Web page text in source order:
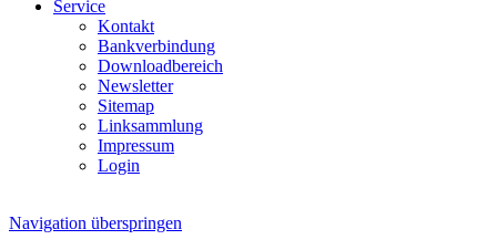
Service
Kontakt
Bankverbindung
Downloadbereich
Newsletter
Sitemap
Linksammlung
Impressum
Login
Navigation überspringen